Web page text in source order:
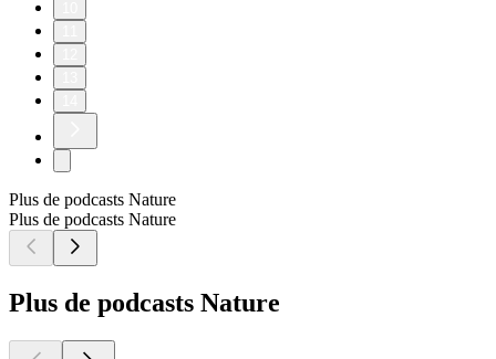
Plus de podcasts Nature
Plus de podcasts Nature
Plus de podcasts Nature